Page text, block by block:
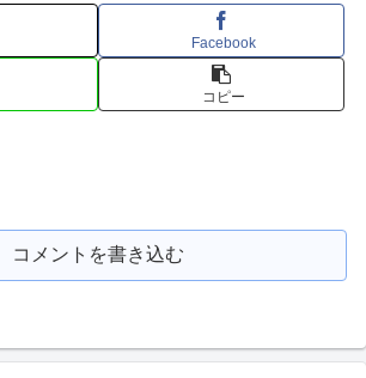
Facebook
コピー
コメントを書き込む